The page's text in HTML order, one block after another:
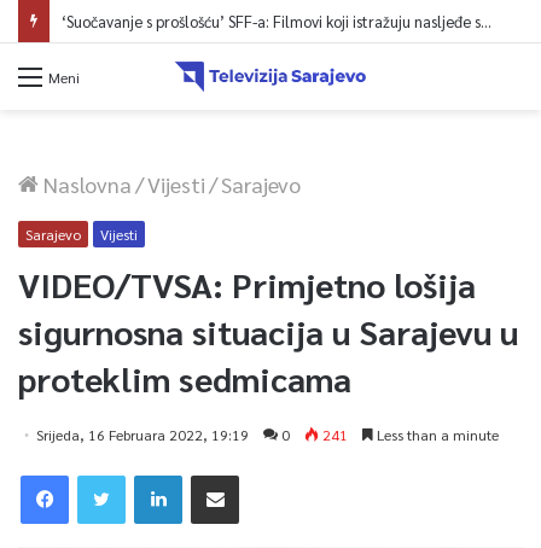
FOTO/Enes Begović priredio nezaboravnu večer na prepunom trgu na Ilidži
Meni
Naslovna/Vijesti/Sarajevo
Sarajevo Vijesti
VIDEO/TVSA: Primjetno lošija
sigurnosna situacija u Sarajevu u
proteklim sedmicama
Srijeda, 16 Februara 2022, 19:19 0 241 Less than a minute